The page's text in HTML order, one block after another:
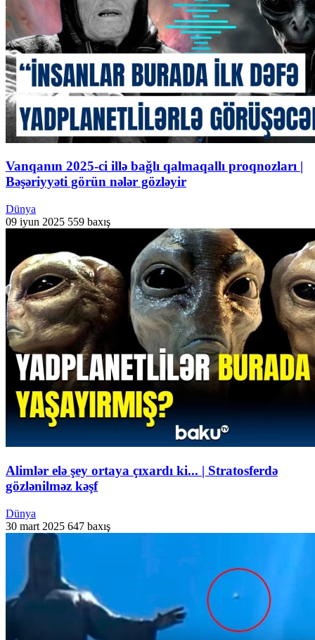
Vanqanın 2025-ci illə bağlı qalmaqallı proqnozları |
Bəşəriyyəti görün nələr gözləyir
Dünya
09 iyun 2025 559 baxış
Alimlər elə şey ortaya çıxardı ki... | Stratosferdə
gözlənilməz kəşf
Dünya
30 mart 2025 647 baxış